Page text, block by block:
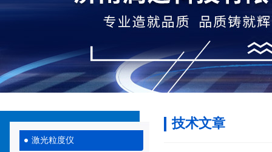
激光粒度仪
技术文章